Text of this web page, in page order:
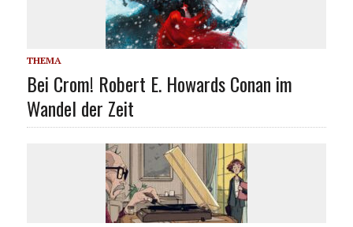
THEMA
Bei Crom! Robert E. Howards Conan im
Wandel der Zeit